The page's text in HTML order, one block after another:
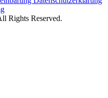
Rights Reserved.